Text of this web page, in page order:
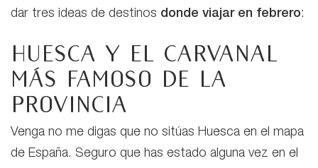
dar tres ideas de destinos donde viajar en febrero:
Huesca y el Carvanal
más famoso de la
provincia
Venga no me digas que no sitúas Huesca en el mapa
de España. Seguro que has estado alguna vez en el